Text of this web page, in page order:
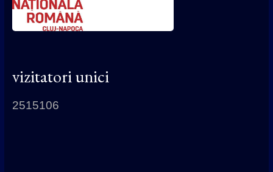
vizitatori unici
2515106